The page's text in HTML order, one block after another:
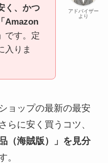
アドバイザー
より
く、かつ
Amazon
です。定
入りま
ョップの最新の最安
らに安く買うコツ、
（海賊版）」を見分
。